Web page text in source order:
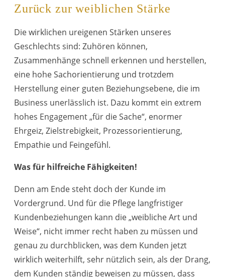
Zurück zur weiblichen Stärke
Die wirklichen ureigenen Stärken unseres
Geschlechts sind: Zuhören können,
Zusammenhänge schnell erkennen und herstellen,
eine hohe Sachorientierung und trotzdem
Herstellung einer guten Beziehungsebene, die im
Business unerlässlich ist. Dazu kommt ein extrem
hohes Engagement „für die Sache“, enormer
Ehrgeiz, Zielstrebigkeit, Prozessorientierung,
Empathie und Feingefühl.
Was für hilfreiche Fähigkeiten!
Denn am Ende steht doch der Kunde im
Vordergrund. Und für die Pflege langfristiger
Kundenbeziehungen kann die „weibliche Art und
Weise“, nicht immer recht haben zu müssen und
genau zu durchblicken, was dem Kunden jetzt
wirklich weiterhilft, sehr nützlich sein, als der Drang,
dem Kunden ständig beweisen zu müssen, dass